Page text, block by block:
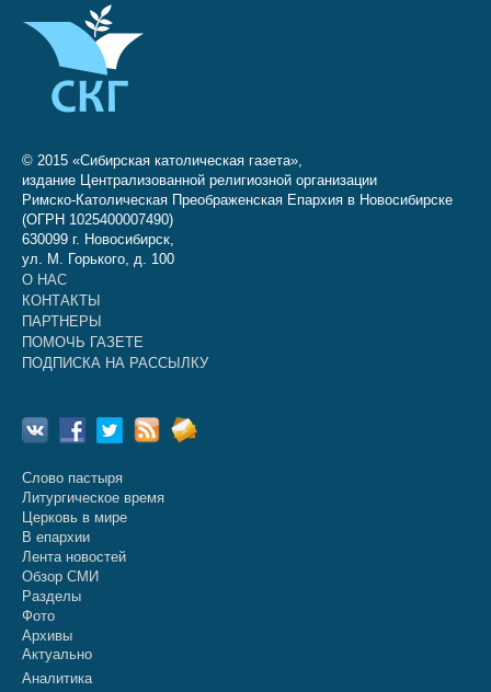
© 2015 «Сибирская католическая газета»,
издание Централизованной религиозной организации
Римско-Католическая Преображенская Епархия в Новосибирске
(ОГРН 1025400007490)
630099 г. Новосибирск,
ул. М. Горького, д. 100
О НАС
КОНТАКТЫ
ПАРТНЕРЫ
ПОМОЧЬ ГАЗЕТЕ
ПОДПИСКА НА РАССЫЛКУ
Слово пастыря
Литургическое время
Церковь в мире
В епархии
Лента новостей
Обзор СМИ
Разделы
Фото
Архивы
Актуально
Аналитика